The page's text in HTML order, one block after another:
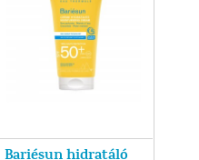
Bariésun hidratáló